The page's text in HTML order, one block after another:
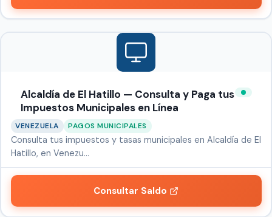
Alcaldía de El Hatillo — Consulta y Paga tus
Impuestos Municipales en Línea
VENEZUELA PAGOS MUNICIPALES
Consulta tus impuestos y tasas municipales en Alcaldía de El
Hatillo, en Venezu…
Consultar Saldo